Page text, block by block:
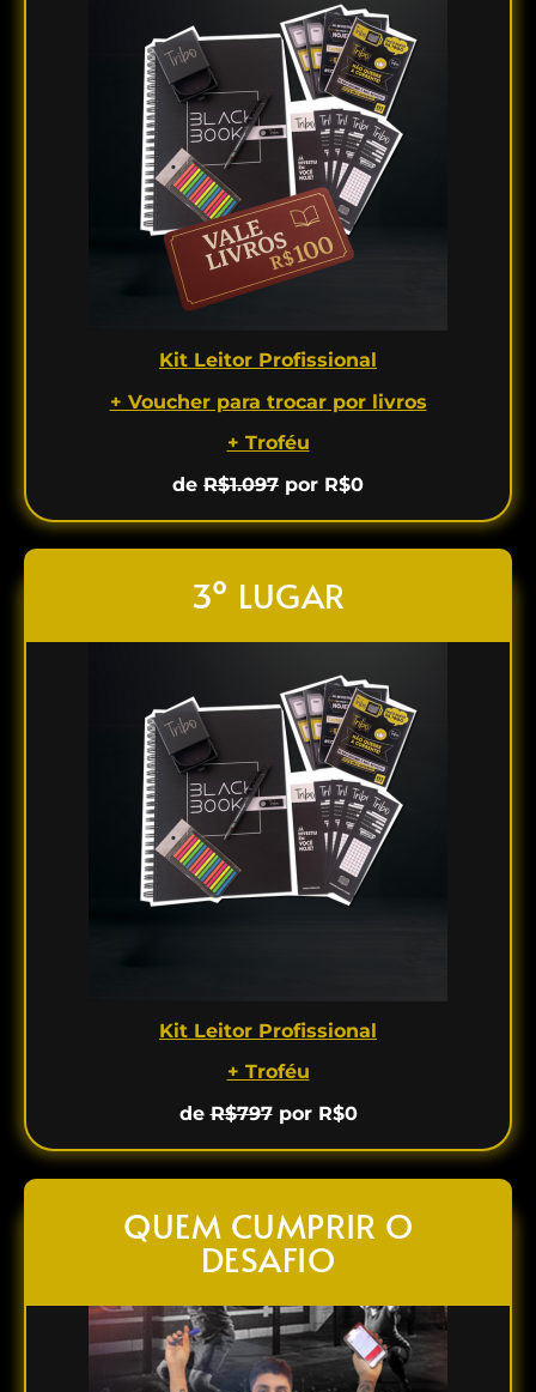
Kit Leitor Profissional
+ Voucher para trocar por livros
+ Troféu
de R$1.097 por R$0
3º LUGAR
Kit Leitor Profissional
+ Troféu
deR$797por R$0
QUEM CUMPRIR O
DESAFIO